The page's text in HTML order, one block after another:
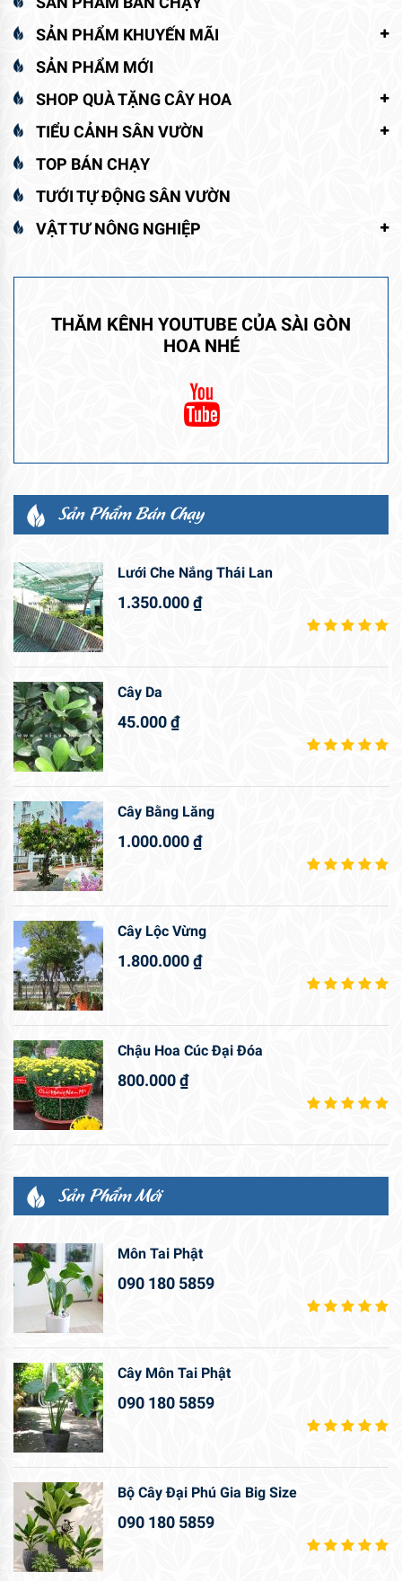
SẢN PHẨM KHUYẾN MÃI
SẢN PHẨM MỚI
SHOP QUÀ TẶNG CÂY HOA
TIỂU CẢNH SÂN VƯỜN
TOP BÁN CHẠY
TƯỚI TỰ ĐỘNG SÂN VƯỜN
VẬT TƯ NÔNG NGHIỆP
THĂM KÊNH YOUTUBE CỦA SÀI GÒN
HOA NHÉ
Sản Phẩm Bán Chạy
Lưới Che Nắng Thái Lan
1.350.000₫
Cây Da
45.000₫
Cây Bằng Lăng
1.000.000₫
Cây Lộc Vừng
1.800.000₫
Chậu Hoa Cúc Đại Đóa
800.000₫
Sản Phẩm Mới
Môn Tai Phật
090 180 5859
Cây Môn Tai Phật
090 180 5859
Bộ Cây Đại Phú Gia Big Size
090 180 5859